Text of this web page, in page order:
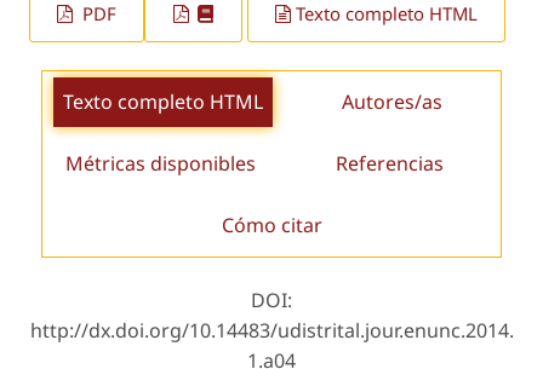
PDF Texto completo HTML
Texto completo HTML Autores/as
Métricas disponibles Referencias
Cómo citar
DOI:
http://dx.doi.org/10.14483/udistrital.jour.enunc.2014.
1.a04